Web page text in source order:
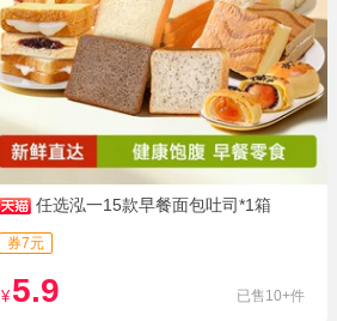
任选泓一15款早餐面包吐司*1箱
券7元
¥ 5.9 已售10+件